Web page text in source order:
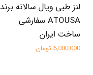
لنز طبی ویال سالانه برند
ATOUSA سفارشی
ساخت ایران
6,000,000 تومان